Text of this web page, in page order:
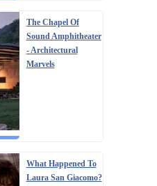
The Chapel Of
Sound Amphitheater
- Architectural
Marvels
What Happened To
Laura San Giacomo?